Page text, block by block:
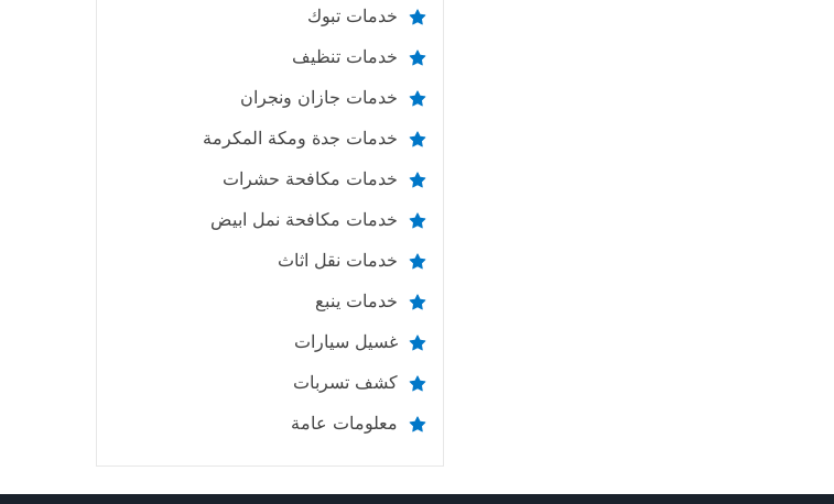
خدمات تبوك
خدمات تنظيف
خدمات جازان ونجران
خدمات جدة ومكة المكرمة
خدمات مكافحة حشرات
خدمات مكافحة نمل ابيض
خدمات نقل اثاث
خدمات ينبع
غسيل سيارات
كشف تسربات
معلومات عامة